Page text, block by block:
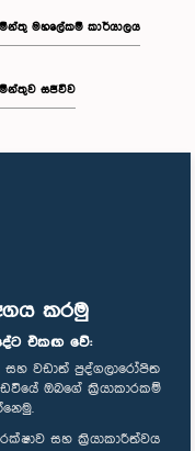
කරමු
එකඟ වේ:
සහ වඩාත් පුද්ගලාරෝපිත
ඔබගේ ක්‍රියාකාරකම්
සහ ක්‍රියාකාරීත්වය
මහලේකම් කාර්යාලය
සජීවීව